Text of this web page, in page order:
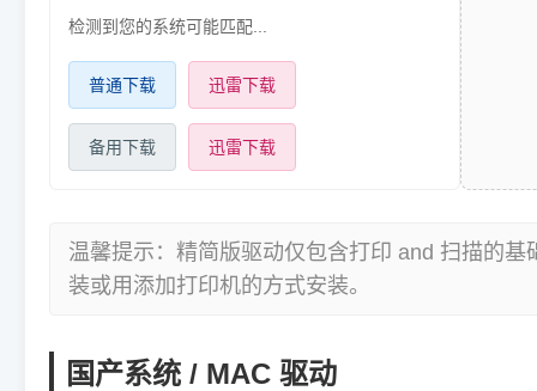
检测到您的系统可能匹配...
普通下载 迅雷下载
备用下载 迅雷下载
温馨提示：精简版驱动仅包含打印 and 扫描的基
装或用添加打印机的方式安装。
国产系统 / MAC 驱动